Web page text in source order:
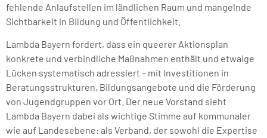
fehlende Anlaufstellen im ländlichen Raum und mangelnde
Sichtbarkeit in Bildung und Öffentlichkeit.
Lambda Bayern fordert, dass ein queerer Aktionsplan
konkrete und verbindliche Maßnahmen enthält und etwaige
Lücken systematisch adressiert – mit Investitionen in
Beratungsstrukturen, Bildungsangebote und die Förderung
von Jugendgruppen vor Ort. Der neue Vorstand sieht
Lambda Bayern dabei als wichtige Stimme auf kommunaler
wie auf Landesebene: als Verband, der sowohl die Expertise